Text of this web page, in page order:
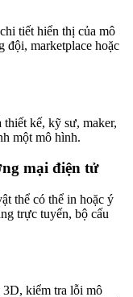
tiết hiển thị của mô
đội, marketplace hoặc
kế, kỹ sư, maker,
một mô hình.
mại điện tử
thể có thể in hoặc ý
trực tuyến, bộ cấu
3D, kiểm tra lỗi mô